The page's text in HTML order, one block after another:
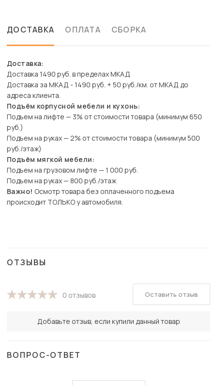
ДОСТАВКА ОПЛАТА СБОРКА
Доставка:
Доставка 1490 руб. в пределах МКАД
Доставка за МКАД - 1490 руб. + 50 руб./км. от МКАД до
адреса клиента.
Подъём корпусной мебели и кухонь:
Подъем на лифте — 3% от стоимости товара (минимум 650
руб.)
Подъем на руках — 2% от стоимости товара (минимум 500
руб./этаж)
Подъём мягкой мебели:
Подъем на грузовом лифте — 1 000 руб.
Подъем на руках — 800 руб./этаж
Важно! Осмотр товара без оплаченного подъема
происходит ТОЛЬКО у автомобиля.
ОТЗЫВЫ
0 отзывов
Добавьте отзыв, если купили данный товар
Оставить отзыв
ВОПРОС-ОТВЕТ